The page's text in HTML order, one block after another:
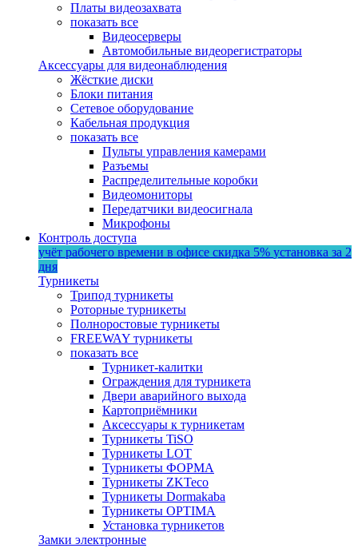
Платы видеозахвата
показать все
Видеосерверы
Автомобильные видеорегистраторы
Аксессуары для видеонаблюдения
Жёсткие диски
Блоки питания
Сетевое оборудование
Кабельная продукция
показать все
Пульты управления камерами
Разъемы
Распределительные коробки
Видеомониторы
Передатчики видеосигнала
Микрофоны
Контроль доступа
учёт рабочего времени в офисе скидка 5% установка за 2
дня
Турникеты
Трипод турникеты
Роторные турникеты
Полноростовые турникеты
FREEWAY турникеты
показать все
Турникет-калитки
Ограждения для турникета
Двери аварийного выхода
Картоприёмники
Аксессуары к турникетам
Турникеты TiSO
Турникеты LOT
Турникеты ФОРМА
Турникеты ZKTeco
Турникеты Dormakaba
Турникеты OPTIMA
Установка турникетов
Замки электронные